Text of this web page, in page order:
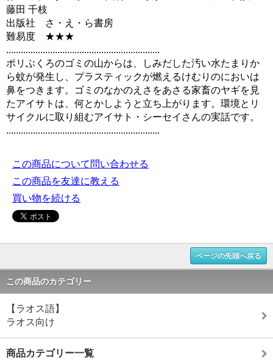
藤田 千枝
出版社 さ・え・ら書房
難易度 ★★★
...............................................................
ポリぶくろのゴミの山からは、しみだした汚い水たまりか
ら蚊が発生し、プラスティックが燃えるけむりのにおいは
鼻をつきます。ゴミのなかのえさをあさる家畜のヤギを見
たアイサトは、何とかしようと立ち上がります。環境とリ
サイクルに取り組むアイサト・シーセイさんの実話です。
...............................................................
この商品について問い合わせる
この商品を友達に教える
買い物を続ける
ページの先頭へ戻る
この商品のカテゴリー
【ラオス語】
ラオス向け
商品カテゴリー一覧